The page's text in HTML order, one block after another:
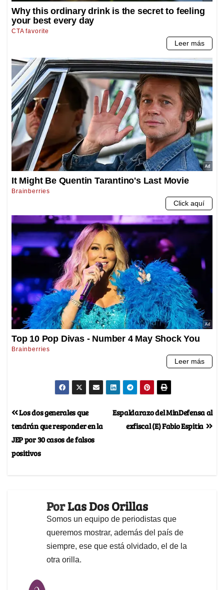
Espaldarazo del MinDefensa al
exfiscal (E) Fabio Espitia
Los dos generales que
tendrán que responder en la
JEP por 30 casos de falsos
positivos
PorLas Dos Orillas
Somos un equipo de periodistas que
queremos mostrar, además del país de
siempre, ese que está olvidado, el de la
otra orilla.